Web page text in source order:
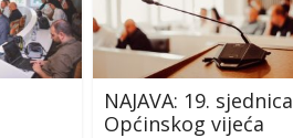
NAJAVA: 19. sjednica
Općinskog vijeća